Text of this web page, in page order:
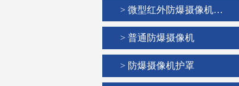
> 微型红外防爆摄像机…
> 普通防爆摄像机
> 防爆摄像机护罩